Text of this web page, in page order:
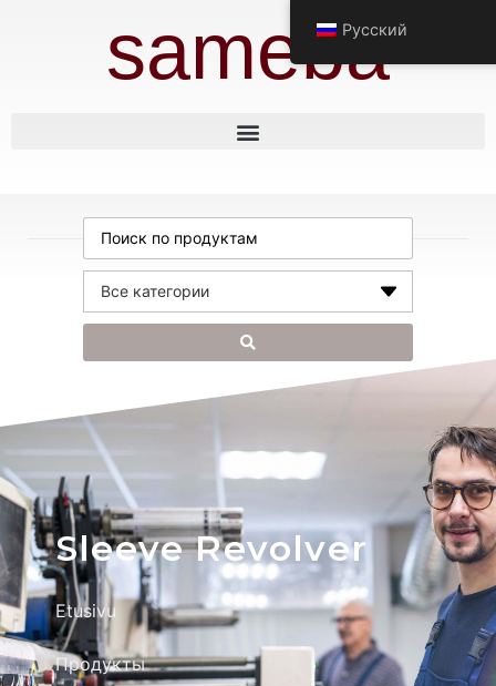
sameba
Sleeve Revolver
Etusivu
Продукты
Русский